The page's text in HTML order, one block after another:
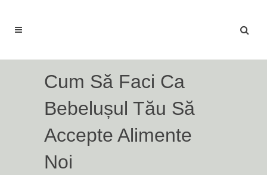
Cum Să Faci Ca
Bebelușul Tău Să
Accepte Alimente
Noi